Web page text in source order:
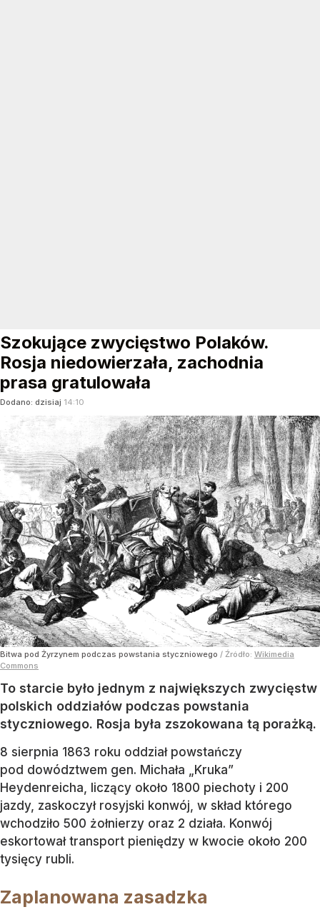
Szokujące zwycięstwo Polaków.
Rosja niedowierzała, zachodnia
prasa gratulowała
Dodano: dzisiaj 14:10
Bitwa pod Żyrzynem podczas powstania styczniowego / Źródło: Wikimedia
Commons
To starcie było jednym z największych zwycięstw
polskich oddziałów podczas powstania
styczniowego. Rosja była zszokowana tą porażką.
8 sierpnia 1863 roku oddział powstańczy
pod dowództwem gen. Michała „Kruka”
Heydenreicha, liczący około 1800 piechoty i 200
jazdy, zaskoczył rosyjski konwój, w skład którego
wchodziło 500 żołnierzy oraz 2 działa. Konwój
eskortował transport pieniędzy w kwocie około 200
tysięcy rubli.
Zaplanowana zasadzka